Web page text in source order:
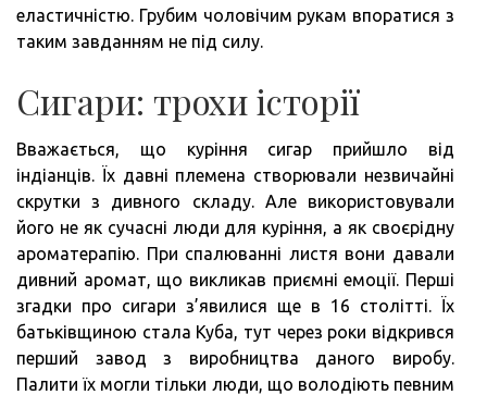
еластичністю. Грубим чоловічим рукам впоратися з
таким завданням не під силу.
Сигари: трохи історії
Вважається, що куріння сигар прийшло від
індіанців. Їх давні племена створювали незвичайні
скрутки з дивного складу. Але використовували
його не як сучасні люди для куріння, а як своєрідну
ароматерапію. При спалюванні листя вони давали
дивний аромат, що викликав приємні емоції. Перші
згадки про сигари з’явилися ще в 16 столітті. Їх
батьківщиною стала Куба, тут через роки відкрився
перший завод з виробництва даного виробу.
Палити їх могли тільки люди, що володіють певним